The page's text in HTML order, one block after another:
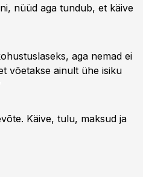
nüüd aga tundub, et käive
aga nemad ei
võetakse ainult ühe isiku
Käive, tulu, maksud ja